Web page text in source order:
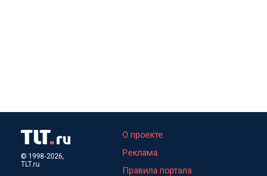
© 1998-2026,
TLT.ru
О проекте
Реклама
Правила портала